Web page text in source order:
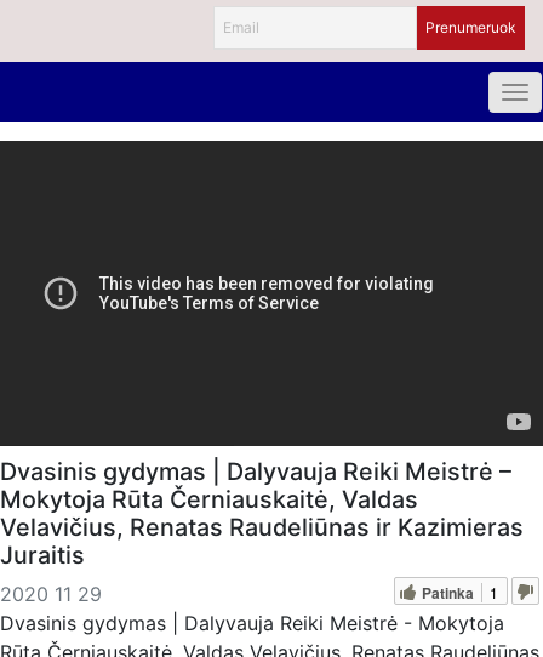
Dvasinis gydymas | Dalyvauja Reiki Meistrė –
Mokytoja Rūta Černiauskaitė, Valdas
Velavičius, Renatas Raudeliūnas ir Kazimieras
Juraitis
2020 11 29 Patinka 1
Dvasinis gydymas | Dalyvauja Reiki Meistrė - Mokytoja
Rūta Černiauskaitė, Valdas Velavičius, Renatas Raudeliūnas